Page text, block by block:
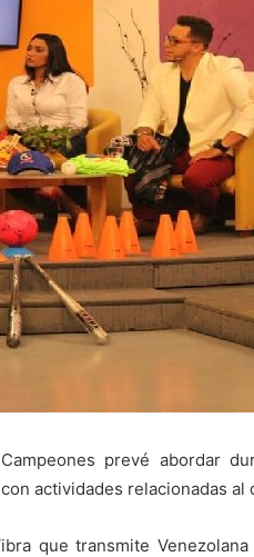
prevé abordar
con actividades relacionadas al
que transmite